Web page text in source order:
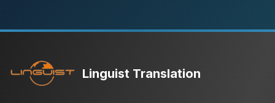
Linguist Translation